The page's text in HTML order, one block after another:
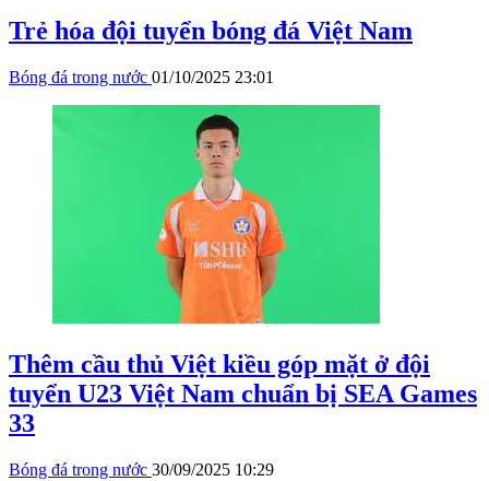
Trẻ hóa đội tuyển bóng đá Việt Nam
Bóng đá trong nước 01/10/2025 23:01
Thêm cầu thủ Việt kiều góp mặt ở đội
tuyển U23 Việt Nam chuẩn bị SEA Games
33
Bóng đá trong nước 30/09/2025 10:29